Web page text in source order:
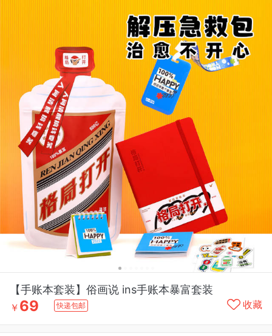
【手账本套装】俗画说 ins手账本暴富套装
￥ 69 快递包邮 收藏